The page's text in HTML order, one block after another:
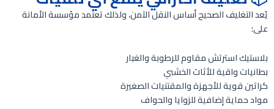
يُعد التغليف الصحيح أساس النقل الآمن، ولذلك تعتمد مؤسسة الأمانة
على:
بلاستيك استرتش مقاوم للرطوبة والغبار
بطانيات واقية للأثاث الخشبي
كراتين قوية للأجهزة والمقتنيات الصغيرة
مواد حماية إضافية للزوايا والحواف